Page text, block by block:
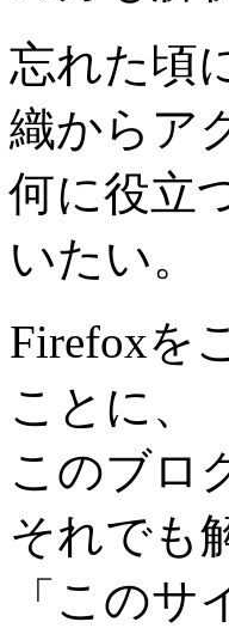
忘れた頃
織からア
何に役立
いたい。
Firefoxを
ことに、
このブロ
それでも
「このサ